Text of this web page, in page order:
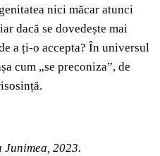
nici măcar atunci
dacă se dovedește mai
a ți-o accepta? În universul
cum „se preconiza”, de
Junimea, 2023.